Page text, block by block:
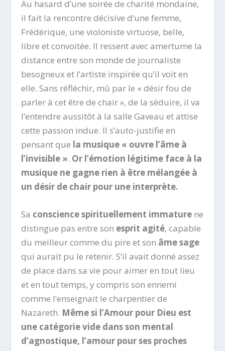
Au hasard d’une soirée de charité mondaine,
il fait la rencontre décisive d’une femme,
Frédérique, une violoniste virtuose, belle,
libre et convoitée. Il ressent avec amertume la
distance entre son monde de journaliste
besogneux et l’artiste inspirée qu’il voit en
elle. Sans réfléchir, mû par le « désir fou de
parler à cet être de chair », de la séduire, il va
l’entendre aussitôt à la salle Gaveau et attise
cette passion indue. Il s’auto-justifie en
pensant que la musique « ouvre l’âme à
l’invisible ». Or l’émotion légitime face à la
musique ne gagne rien à être mélangée à
un désir de chair pour une interprète.
Sa conscience spirituellement immature ne
distingue pas entre son esprit agité, capable
du meilleur comme du pire et son âme sage
qui aurait pu le retenir. S’il avait donné assez
de place dans sa vie pour aimer en tout lieu
et en tout temps, y compris son ennemi
comme l’enseignait le charpentier de
Nazareth. Même si l’Amour pour Dieu est
une catégorie vide dans son mental
d’agnostique, l’amour pour ses proches